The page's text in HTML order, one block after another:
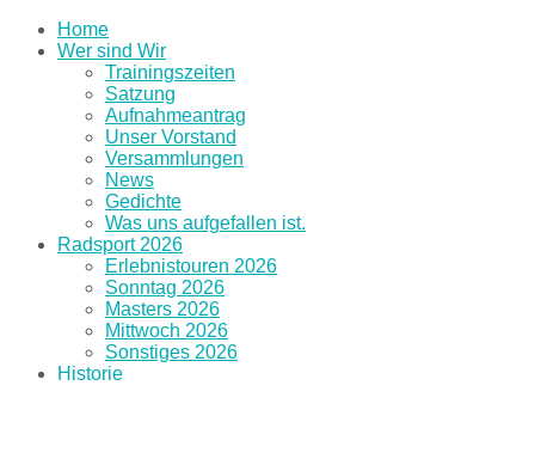
Home
Wer sind Wir
Trainingszeiten
Satzung
Aufnahmeantrag
Unser Vorstand
Versammlungen
News
Gedichte
Was uns aufgefallen ist.
Radsport 2026
Erlebnistouren 2026
Sonntag 2026
Masters 2026
Mittwoch 2026
Sonstiges 2026
Historie